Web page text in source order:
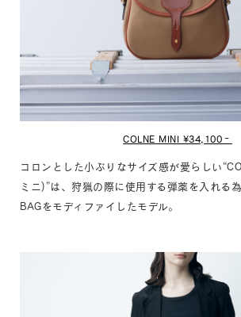
COLNE MINI ¥34,100‐
コロンとした小ぶりなサイズ感が愛らしい
ミニ)”は、狩猟の際に使用する弾薬を入れる
BAGをモディファイしたモデル。